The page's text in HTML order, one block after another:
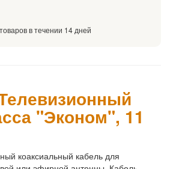
в течении 14 дней
"Эконом", 11
коаксиальный кабель для